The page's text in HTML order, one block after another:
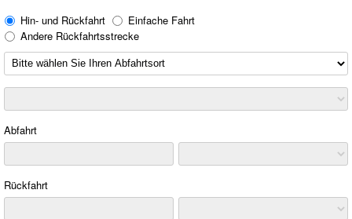
Hin- und Rückfahrt
Einfache Fahrt
Andere Rückfahrtsstrecke
Abfahrt
Rückfahrt